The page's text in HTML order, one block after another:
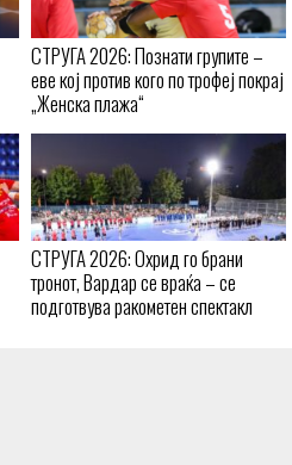
СТРУГА 2026: Познати групите –
еве кој против кого по трофеј покрај
„Женска плажа“
СТРУГА 2026: Охрид го брани
тронот, Вардар се враќа – се
подготвува ракометен спектакл